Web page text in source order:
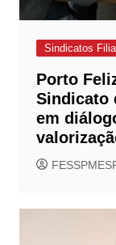
Sindicatos
Porto
Sindicato
em